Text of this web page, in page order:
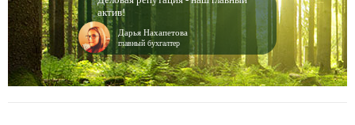
актив!
Дарья Нахапетова
главный бухгалтер